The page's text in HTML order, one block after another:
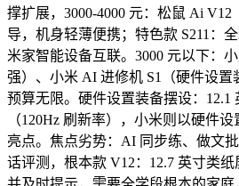
撑扩展，3000-4000 元：松鼠 Ai
导，机身轻薄便携；特色款 S211：
米家智能设备互联。3000 元以下：
强）、小米 AI 进修机 S1（硬件设置
预算无限。硬件设置装备摆设：12.1
（120Hz 刷新率），小米则以硬件
亮点。焦点劣势：AI 同步练、做文
话评测，根本款 V12：12.7 英寸类